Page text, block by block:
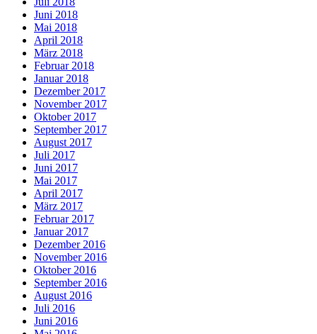
Juni 2018
Mai 2018
April 2018
März 2018
Februar 2018
Januar 2018
Dezember 2017
November 2017
Oktober 2017
September 2017
August 2017
Juli 2017
Juni 2017
Mai 2017
April 2017
März 2017
Februar 2017
Januar 2017
Dezember 2016
November 2016
Oktober 2016
September 2016
August 2016
Juli 2016
Juni 2016